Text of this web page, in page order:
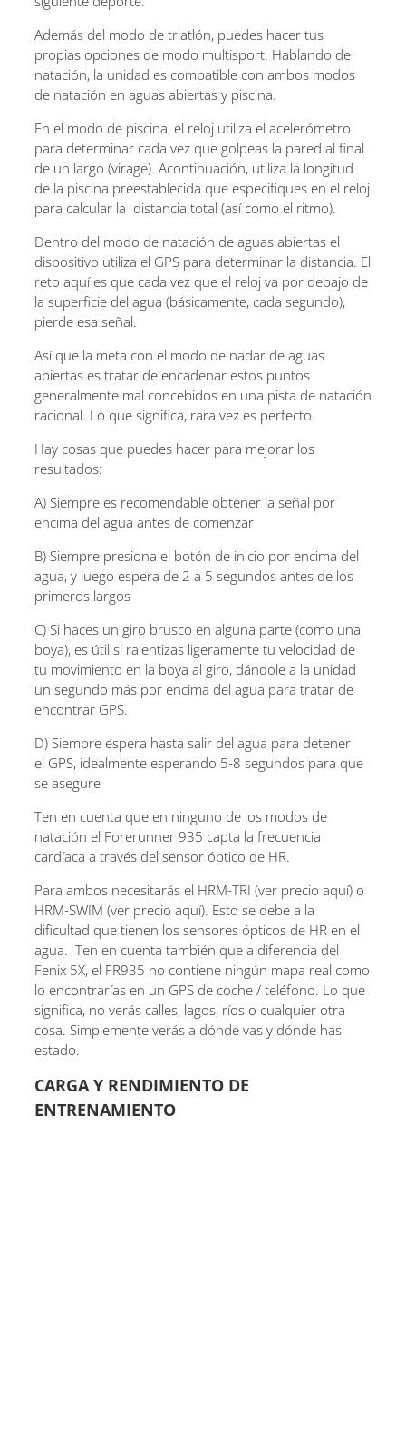
Además del modo de triatlón, puedes hacer tus
propias opciones de modo multisport. Hablando de
natación, la unidad es compatible con ambos modos
de natación en aguas abiertas y piscina.
En el modo de piscina, el reloj utiliza el acelerómetro
para determinar cada vez que golpeas la pared al final
de un largo (virage). Acontinuación, utiliza la longitud
de la piscina preestablecida que especifiques en el reloj
para calcular la distancia total (así como el ritmo).
Dentro del modo de natación de aguas abiertas el
dispositivo utiliza el GPS para determinar la distancia. El
reto aquí es que cada vez que el reloj va por debajo de
la superficie del agua (básicamente, cada segundo),
pierde esa señal.
Así que la meta con el modo de nadar de aguas
abiertas es tratar de encadenar estos puntos
generalmente mal concebidos en una pista de natación
racional. Lo que significa, rara vez es perfecto.
Hay cosas que puedes hacer para mejorar los
resultados:
A) Siempre es recomendable obtener la señal por
encima del agua antes de comenzar
B) Siempre presiona el botón de inicio por encima del
agua, y luego espera de 2 a 5 segundos antes de los
primeros largos
C) Si haces un giro brusco en alguna parte (como una
boya), es útil si ralentizas ligeramente tu velocidad de
tu movimiento en la boya al giro, dándole a la unidad
un segundo más por encima del agua para tratar de
encontrar GPS.
D) Siempre espera hasta salir del agua para detener
el GPS, idealmente esperando 5-8 segundos para que
se asegure
Ten en cuenta que en ninguno de los modos de
natación el Forerunner 935 capta la frecuencia
cardíaca a través del sensor óptico de HR.
Para ambos necesitarás el HRM-TRI (ver precio aquí) o
HRM-SWIM (ver precio aquí). Esto se debe a la
dificultad que tienen los sensores ópticos de HR en el
agua. Ten en cuenta también que a diferencia del
Fenix ​​5X, el FR935 no contiene ningún mapa real como
lo encontrarías en un GPS de coche / teléfono. Lo que
significa, no verás calles, lagos, ríos o cualquier otra
cosa. Simplemente verás a dónde vas y dónde has
estado.
CARGA Y RENDIMIENTO DE
ENTRENAMIENTO